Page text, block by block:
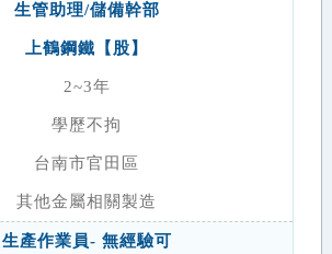
生管助理/儲備幹部
上鶴鋼鐵【股】
2~3年
學歷不拘
台南市官田區
其他金屬相關製造
生產作業員- 無經驗可